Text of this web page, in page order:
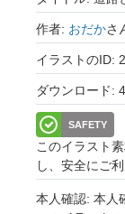
作者: おだかさ
イラストのID:
ダウンロード:
SAFETY
このイラスト
し、安全にご
本人確認: 本人